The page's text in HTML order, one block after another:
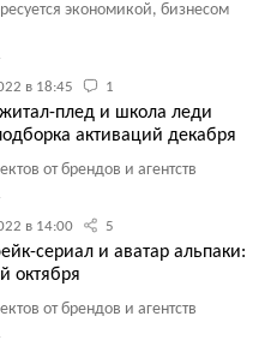
экономикой, бизнесом
в 18:45 1
плед и школа леди
активаций декабря
от брендов и агентств
в 14:00 5
сериал и аватар альпаки:
октября
от брендов и агентств